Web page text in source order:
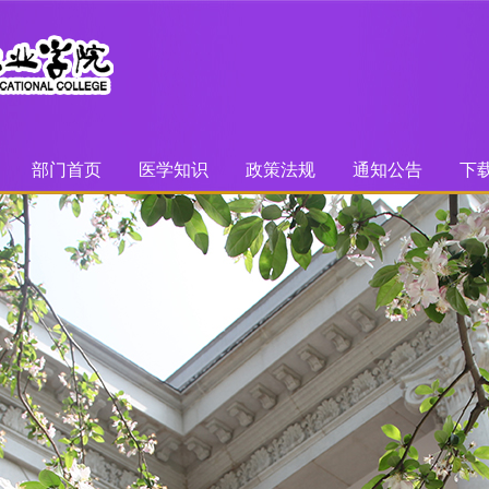
部门首页 医学知识 政策法规 通知公告 下